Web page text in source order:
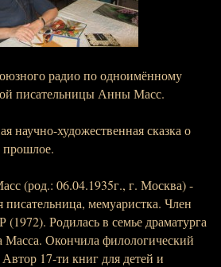
радио по одноимённому
писательницы Анны Масс.
научно-художественная сказка о
прошлое.
(род.: 06.04.1935г., г. Москва) -
писательница, мемуаристка. Член
Родилась в семье драматурга
Масса. Окончила филологический
17-ти книг для детей и